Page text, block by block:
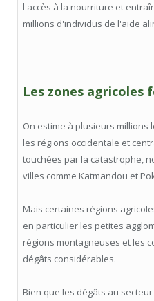
l'accès à la nourriture et
millions d'individus de l'aide
Les zones
On estime à plusieurs
les régions occidentale et
touchées par la catastrophe,
villes comme Katmandou et
Mais certaines régions
en particulier les petites
régions montagneuses et les
dégâts considérables.
Bien que les dégâts au